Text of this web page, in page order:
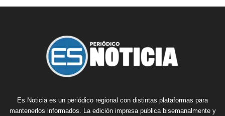
Es Noticia es un periódico regional con distintas plataformas para
mantenerlos informados. La edición impresa publica bisemanalmente y